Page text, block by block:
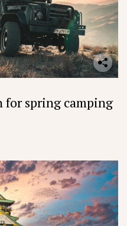
for spring camping